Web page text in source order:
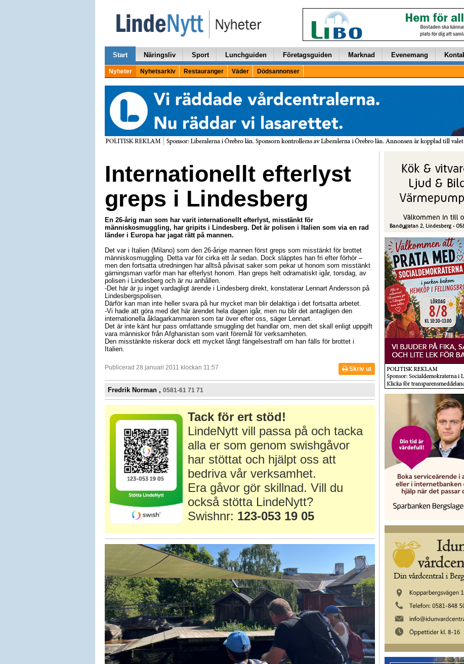
Start Näringsliv Sport Lunchguiden Företagsguiden Marknad Evenemang
Nyheter Nyhetsarkiv Restauranger Väder Dödsannonser
Internationellt efterlyst
greps i Lindesberg
En 26-årig man som har varit internationellt efterlyst, misstänkt för
människosmuggling, har gripits i Lindesberg. Det är polisen i Italien som via en rad
länder i Europa har jagat rätt på mannen.
Det var i Italien (Milano) som den 26-årige mannen först greps som misstänkt för brottet
människosmuggling. Detta var för cirka ett år sedan. Dock släpptes han fri efter förhör –
men den fortsatta utredningen har alltså påvisat saker som pekar ut honom som misstänkt
gärningsman varför man har efterlyst honom. Han greps helt odramatiskt igår, torsdag, av
polisen i Lindesberg och är nu anhållen.
-Det här är ju inget vardagligt ärende i Lindesberg direkt, konstaterar Lennart Andersson på
Lindesbergspolisen.
Därför kan man inte heller svara på hur mycket man blir delaktiga i det fortsatta arbetet.
-Vi hade att göra med det här ärendet hela dagen igår, men nu blir det antagligen den
internationella åklagarkammaren som tar över efter oss, säger Lennart.
Det är inte känt hur pass omfattande smuggling det handlar om, men det skall enligt uppgift
vara människor från Afghanistan som varit föremål för verksamheten.
Den misstänkte riskerar dock ett mycket långt fängelsestraff om han fälls för brottet i
Italien.
Publicerad 28 januari 2011 klockan 11:57 Skriv ut
Fredrik Norman , 0581-61 71 71
Tack för ert stöd!
LindeNytt vill passa på och tacka
alla er som genom swishgåvor
har stöttat och hjälpt oss att
bedriva vår verksamhet.
Era gåvor gör skillnad. Vill du
också stötta LindeNytt?
Swishnr: 123-053 19 05